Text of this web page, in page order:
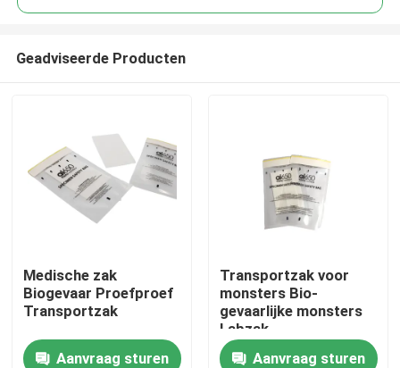
Thuis
Producten
Geadviseerde Producten
Medische zak
Biogevaar Proefproef
Transportzak
Aanvraag sturen
Transportzak voor
monsters Bio-
gevaarlijke monsters
Labzak
Aanvraag sturen